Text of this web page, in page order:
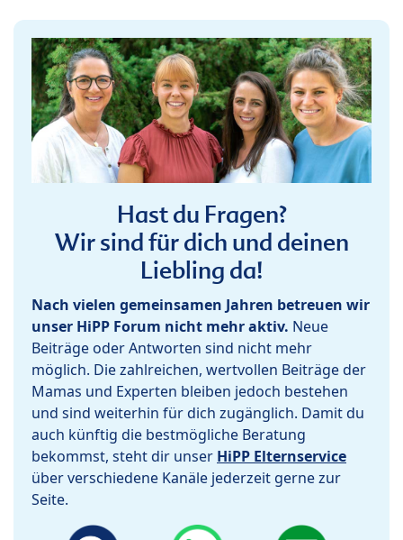
Hast du Fragen?
Wir sind für dich und deinen
Liebling da!
Nach vielen gemeinsamen Jahren betreuen wir
unser HiPP Forum nicht mehr aktiv. Neue
Beiträge oder Antworten sind nicht mehr
möglich. Die zahlreichen, wertvollen Beiträge der
Mamas und Experten bleiben jedoch bestehen
und sind weiterhin für dich zugänglich. Damit du
auch künftig die bestmögliche Beratung
bekommst, steht dir unser HiPP Elternservice
über verschiedene Kanäle jederzeit gerne zur
Seite.